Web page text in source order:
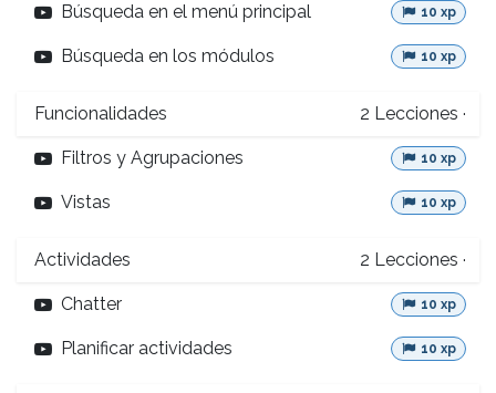
Búsqueda en el menú principal 10 xp
Búsqueda en los módulos 10 xp
Funcionalidades 2 Lecciones ·
Filtros y Agrupaciones 10 xp
Vistas 10 xp
Actividades 2 Lecciones ·
Chatter 10 xp
Planificar actividades 10 xp